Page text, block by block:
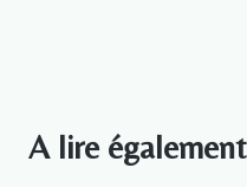
A lire également